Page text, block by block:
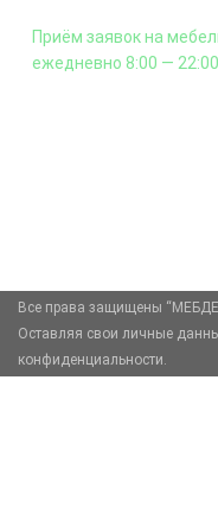
Приём заявок на
ежедневно 8:00 — 22:00
Все права защищены
Оставляя свои личные
конфиденциальности.